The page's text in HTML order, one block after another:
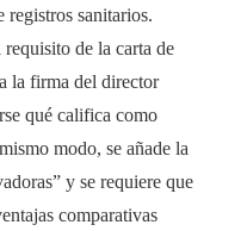
registros sanitarios.
de la carta de
la firma del director
qué califica como
modo, se añade la
y se requiere que
comparativas